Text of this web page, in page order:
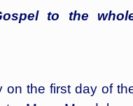
to the
on the first day of